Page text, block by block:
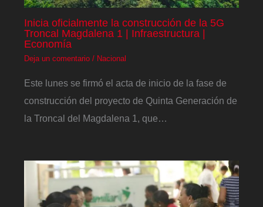
Inicia oficialmente la construcción de la 5G
Troncal Magdalena 1 | Infraestructura |
Economía
Deja un comentario / Nacional
Este lunes se firmó el acta de inicio de la fase de
construcción del proyecto de Quinta Generación de
la Troncal del Magdalena 1, que…